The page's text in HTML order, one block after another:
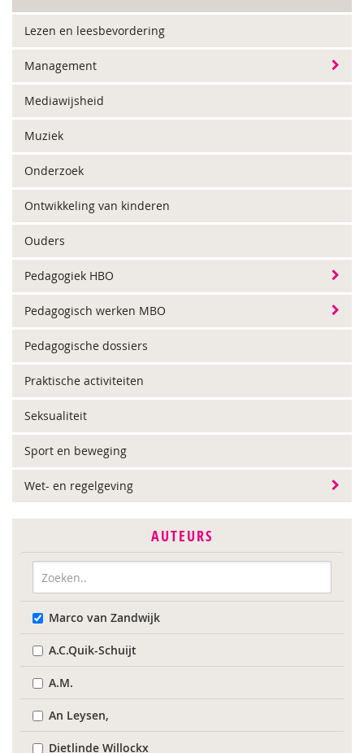
Lezen en leesbevordering
Management
Mediawijsheid
Muziek
Onderzoek
Ontwikkeling van kinderen
Ouders
Pedagogiek HBO
Pedagogisch werken MBO
Pedagogische dossiers
Praktische activiteiten
Seksualiteit
Sport en beweging
Wet- en regelgeving
AUTEURS
Marco van Zandwijk
A.C.Quik-Schuijt
A.M.
An Leysen,
Dietlinde Willockx